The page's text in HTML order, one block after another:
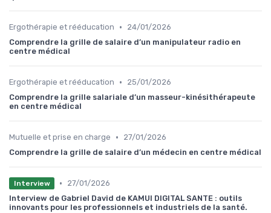
Ergothérapie et rééducation •
24/01/2026
Comprendre la grille de salaire d’un manipulateur radio en
centre médical
Ergothérapie et rééducation •
25/01/2026
Comprendre la grille salariale d’un masseur-kinésithérapeute
en centre médical
Mutuelle et prise en charge •
27/01/2026
Comprendre la grille de salaire d’un médecin en centre médical
Interview •
27/01/2026
Interview de Gabriel David de KAMUI DIGITAL SANTE : outils
innovants pour les professionnels et industriels de la santé.